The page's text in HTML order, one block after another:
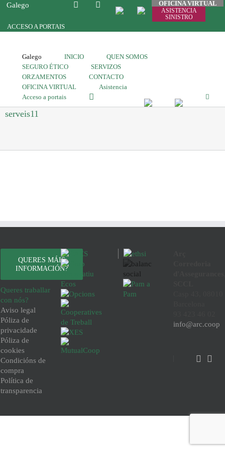
Galego OFICINA VIRTUAL
ASISTENCIA
SINISTRO
ACCESO A PORTAIS
Galego INICIO
QUEN SOMOS
SEGURO ÉTICO
SERVIZOS
ORZAMENTOS
CONTACTO
OFICINA VIRTUAL
Asistencia
Acceso a portais
serveis11
QUERES MÁIS
INFORMACIÓN?
Queres traballar
con nós?
Aviso legal
Póliza de
privacidade
Póliza de
cookies
Condicións de
compra
Política de
transparencia
info@arc.coop